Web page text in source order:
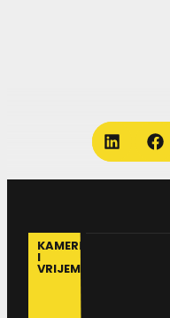
KAMERE
I
VRIJEME